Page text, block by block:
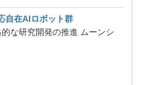
自在AIロボット群
な研究開発の推進 ムーンシ